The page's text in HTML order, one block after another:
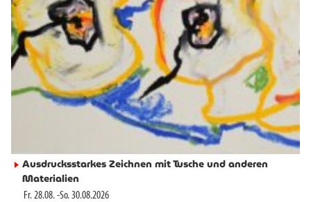
► Ausdrucksstarkes Zeichnen mit Tusche und anderen
Materialien
Fr. 28.08.-So. 30.08.2026